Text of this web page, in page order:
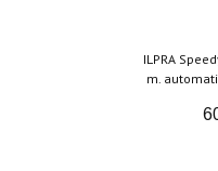
ILPRA
m.